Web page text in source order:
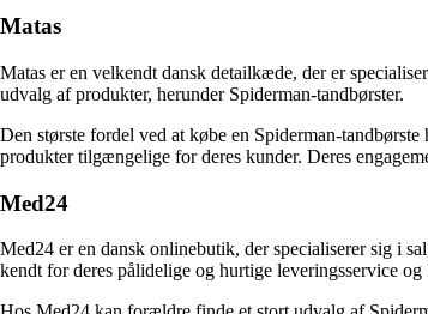
Matas
Matas er en velkendt dansk detailkæde, der er
udvalg af produkter, herunder Spiderman-tandbørster.
Den største fordel ved at købe en Spiderman-
produkter tilgængelige for deres kunder. Deres
Med24
Med24 er en dansk onlinebutik, der specialiserer sig i
kendt for deres pålidelige og hurtige leveringsservice